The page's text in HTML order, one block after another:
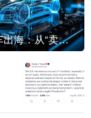
中国汽车出海：从“卖出去”到“走进去”